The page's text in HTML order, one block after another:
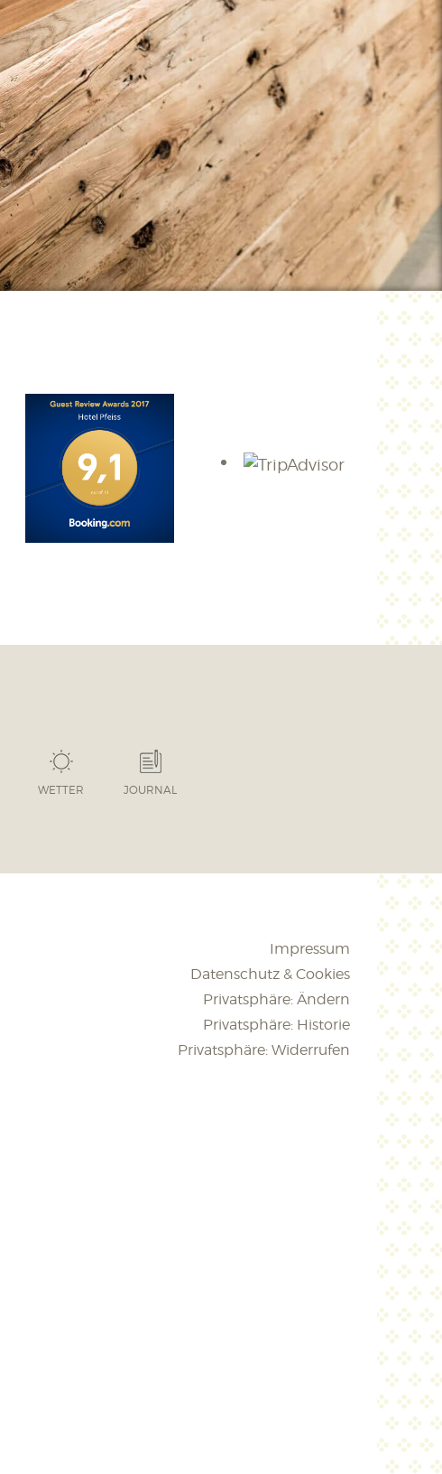
WETTER JOURNAL
Impressum
Datenschutz & Cookies
Privatsphäre: Ändern
Privatsphäre: Historie
Privatsphäre: Widerrufen